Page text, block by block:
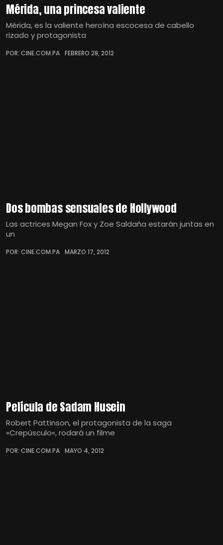
Mérida, una princesa valiente
Mérida, es la valiente heroína escocesa de cabello
rizado y protagonista
POR: CINE.COM.PA FEBRERO 28, 2012
Dos bombas sensuales de Hollywood
Las actrices Megan Fox y Zoe Saldaña estarán juntas en
un
POR: CINE.COM.PA MARZO 17, 2012
Película de Sadam Husein
Robert Pattinson, el protagonista de la saga
«Crepúsculo«, rodará un filme
POR: CINE.COM.PA MAYO 4, 2012